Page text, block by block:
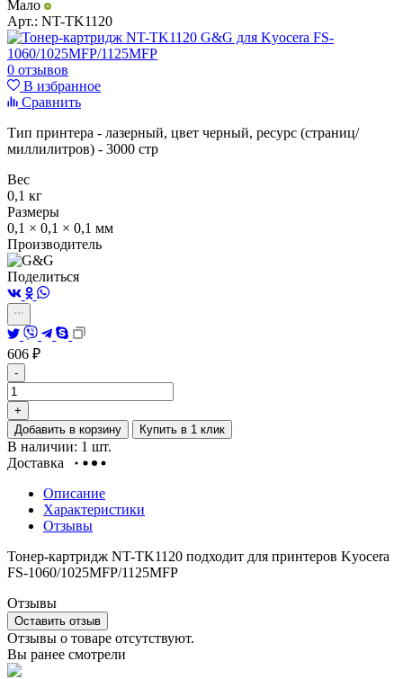
Мало
Арт.: NT-TK1120
0 отзывов
В избранное
Сравнить
Тип принтера - лазерный, цвет черный, ресурс (страниц/
миллилитров) - 3000 стр
Вес
0,1 кг
Размеры
0,1 × 0,1 × 0,1 мм
Производитель
Поделиться
606 ₽
-
+
Добавить в корзину
Купить в 1 клик
В наличии: 1 шт.
Доставка
Описание
Характеристики
Отзывы
Тонер-картридж NT-TK1120 подходит для принтеров Kyocera
FS-1060/1025MFP/1125MFP
Отзывы
Оставить отзыв
Отзывы о товаре отсутствуют.
Вы ранее смотрели